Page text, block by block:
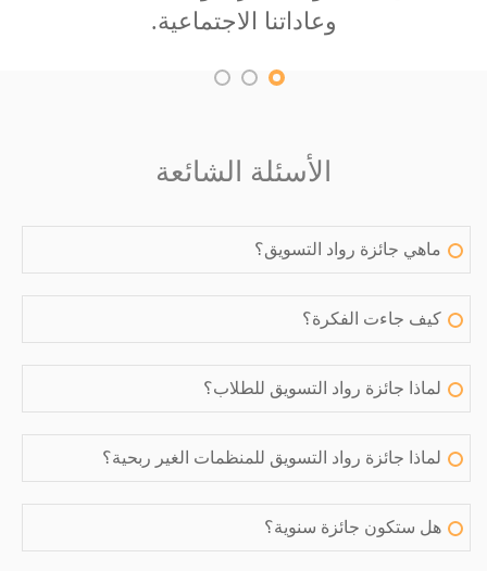
الأسئلة الشائعة
ماهي جائزة رواد التسويق؟
كيف جاءت الفكرة؟
لماذا جائزة رواد التسويق للطلاب؟
لماذا جائزة رواد التسويق للمنظمات الغير ربحية؟
هل ستكون جائزة سنوية؟